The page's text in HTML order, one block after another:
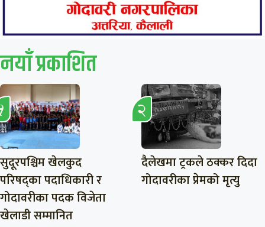
नयाँ प्रकाशित
सुदूरपश्चिम खेलकुद
परिषद्का पदाधिकारी र
गोदावरीका पदक विजेता
खेलाडी सम्मानित
दैलेखमा ट्रकले ठक्कर दिदा
गोदावरीका प्रेमको मृत्यु